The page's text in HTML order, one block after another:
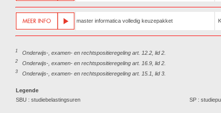
master informatica volledig keuzepakket
1 Onderwijs-, examen- en rechtspositieregeling art. 12.2, lid 2.
2 Onderwijs-, examen- en rechtspositieregeling art. 16.9, lid 2.
3 Onderwijs-, examen- en rechtspositieregeling art. 15.1, lid 3.
Legende
SBU : studiebelastingsuren
SP :